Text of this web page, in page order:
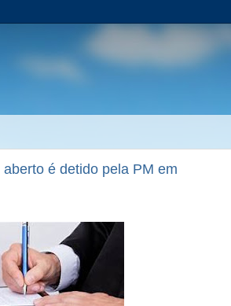
é detido pela PM em